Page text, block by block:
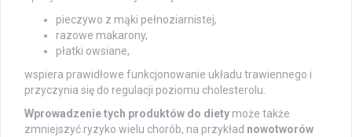
pieczywo z mąki pełnoziarnistej,
razowe makarony,
płatki owsiane,
wspiera prawidłowe funkcjonowanie układu trawiennego i
przyczynia się do regulacji poziomu cholesterolu.
Wprowadzenie tych produktów do diety może także
zmniejszyć ryzyko wielu chorób, na przykład nowotworów